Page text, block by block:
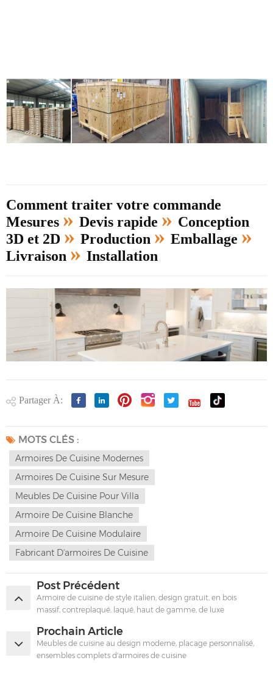
Comment traiter votre commande
Mesures » Devis rapide » Conception
3D et 2D » Production » Emballage »
Livraison » Installation
Partager À:
MOTS CLÉS :
Armoires De Cuisine Modernes
Armoires De Cuisine Sur Mesure
Meubles De Cuisine Pour Villa
Armoire De Cuisine Blanche
Armoire De Cuisine Modulaire
Fabricant D'armoires De Cuisine
Post Précédent
Armoire de cuisine de style italien, design gratuit, en bois
massif, contreplaqué, laqué, haut de gamme, de luxe
Prochain Article
Meubles de cuisine au design moderne, placage personnalisé,
ensembles complets d'armoires de cuisine